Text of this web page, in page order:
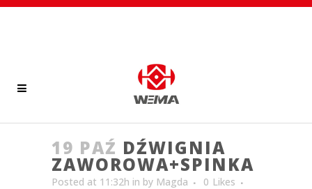
19 PAŹ DŹWIGNIA
ZAWOROWA+SPINKA
Posted at 11:32h in by Magda 0 Likes